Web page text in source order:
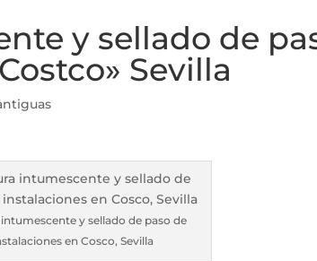
y sellado de
Sevilla
y sellado de paso de
en Cosco, Sevilla